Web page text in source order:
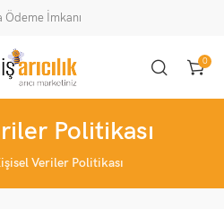
Ödeme İmkanı
0
Politikası
Veriler Politikası